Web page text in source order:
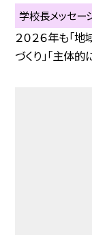
学校長メッセー
２０２６年も「
づくり」「主体